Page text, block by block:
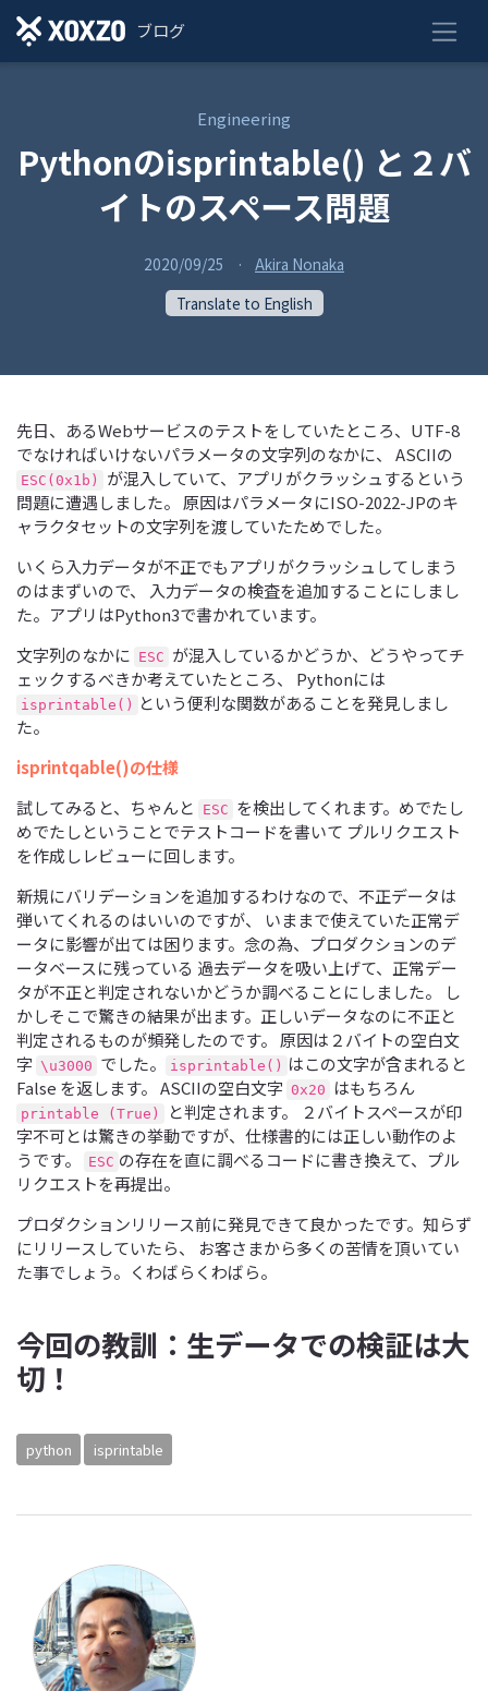
ブログ
Engineering
Pythonのisprintable() と２バ
イトのスペース問題
2020/09/25 ·
Akira Nonaka
Translate to English
先日、あるWebサービスのテストをしていたところ、UTF-8
でなければいけないパラメータの文字列のなかに、 ASCIIの
ESC(0x1b)
が混入していて、アプリがクラッシュするという
問題に遭遇しました。 原因はパラメータにISO-2022-JPのキ
ャラクタセットの文字列を渡していたためでした。
いくら入力データが不正でもアプリがクラッシュしてしまう
のはまずいので、 入力データの検査を追加することにしまし
た。アプリはPython3で書かれています。
文字列のなかに ESC が混入しているかどうか、どうやってチ
ェックするべきか考えていたところ、 Pythonには
isprintable()
という便利な関数があることを発見しまし
た。
isprintqable()の仕様
試してみると、ちゃんと
ESC を検出してくれます。めでたし
めでたしということでテストコードを書いて プルリクエスト
を作成しレビューに回します。
新規にバリデーションを追加するわけなので、不正データは
弾いてくれるのはいいのですが、 いままで使えていた正常デ
ータに影響が出ては困ります。念の為、プロダクションのデ
ータベースに残っている 過去データを吸い上げて、正常デー
タが不正と判定されないかどうか調べることにしました。 し
かしそこで驚きの結果が出ます。正しいデータなのに不正と
判定されるものが頻発したのです。 原因は２バイトの空白文
字 \u3000 でした。 isprintable() はこの文字が含まれると
False を返します。 ASCIIの空白文字 0x20 はもちろん
printable (True)
と判定されます。 ２バイトスペースが印
字不可とは驚きの挙動ですが、仕様書的には正しい動作のよ
うです。
ESC の存在を直に調べるコードに書き換えて、プル
リクエストを再提出。
プロダクションリリース前に発見できて良かったです。知らず
にリリースしていたら、 お客さまから多くの苦情を頂いてい
た事でしょう。くわばらくわばら。
今回の教訓：生データでの検証は大
切！
python isprintable